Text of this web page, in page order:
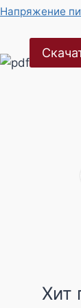
Напряжение
Хит